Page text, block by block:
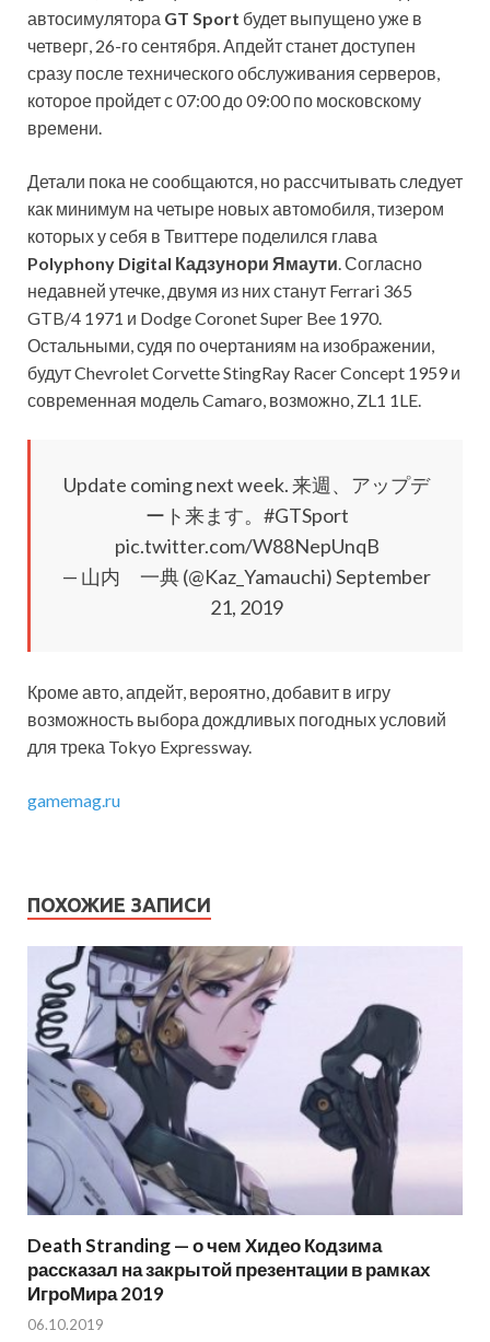
автосимулятора GT Sport будет выпущено уже в
четверг, 26-го сентября. Апдейт станет доступен
сразу после технического обслуживания серверов,
которое пройдет с 07:00 до 09:00 по московскому
времени.
Детали пока не сообщаются, но рассчитывать следует
как минимум на четыре новых автомобиля, тизером
которых у себя в Твиттере поделился глава
Polyphony Digital Кадзунори Ямаути . Согласно
недавней утечке, двумя из них станут Ferrari 365
GTB/4 1971 и Dodge Coronet Super Bee 1970.
Остальными, судя по очертаниям на изображении,
будут Chevrolet Corvette StingRay Racer Concept 1959 и
современная модель Camaro, возможно, ZL1 1LE.
Update coming next week. 来週、アップデ
ート来ます。#GTSport
pic.twitter.com/W88NepUnqB
— 山内 一典 (@Kaz_Yamauchi) September
21, 2019
Кроме авто, апдейт, вероятно, добавит в игру
возможность выбора дождливых погодных условий
для трека Tokyo Expressway.
gamemag.ru
ПОХОЖИЕ ЗАПИСИ
Death Stranding — о чем Хидео Кодзима
рассказал на закрытой презентации в рамках
ИгроМира 2019
06.10.2019